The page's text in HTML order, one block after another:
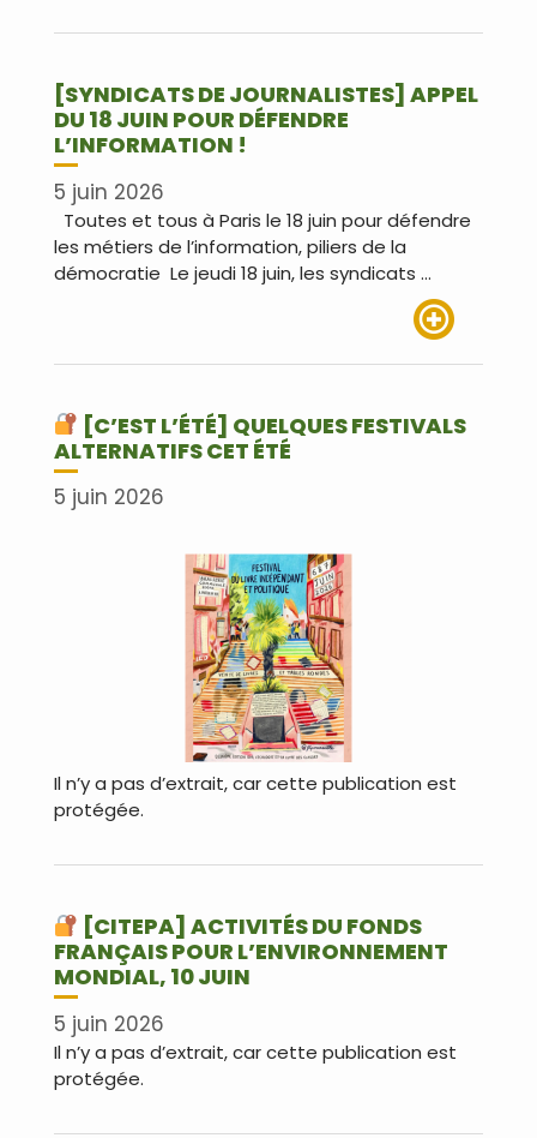
[SYNDICATS DE JOURNALISTES] APPEL
DU 18 JUIN POUR DÉFENDRE
L’INFORMATION !
5 juin 2026
Toutes et tous à Paris le 18 juin pour défendre
les métiers de l’information, piliers de la
démocratie Le jeudi 18 juin, les syndicats …
[C’EST L’ÉTÉ] QUELQUES FESTIVALS
ALTERNATIFS CET ÉTÉ
5 juin 2026
Il n’y a pas d’extrait, car cette publication est
protégée.
[CITEPA] ACTIVITÉS DU FONDS
FRANÇAIS POUR L’ENVIRONNEMENT
MONDIAL, 10 JUIN
5 juin 2026
Il n’y a pas d’extrait, car cette publication est
protégée.